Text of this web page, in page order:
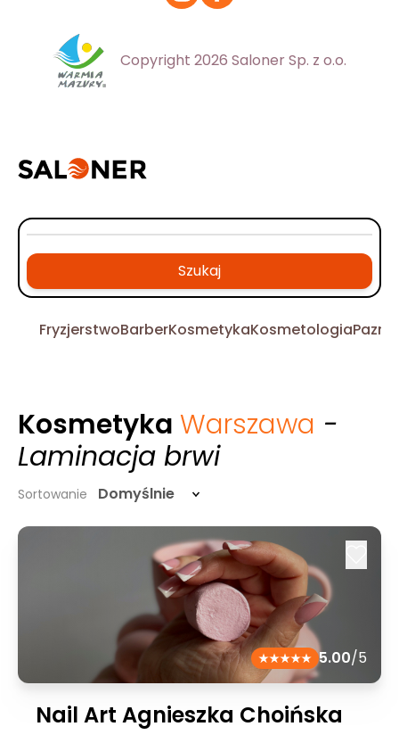
Copyright 2026 Saloner Sp. z o.o.
Szukaj
FryzjerstwoBarberKosmetykaKosmetologia
Kosmetyka Warszawa -
Laminacja brwi
Sortowanie Domyślnie
5.00/5
Nail Art Agnieszka Choińska